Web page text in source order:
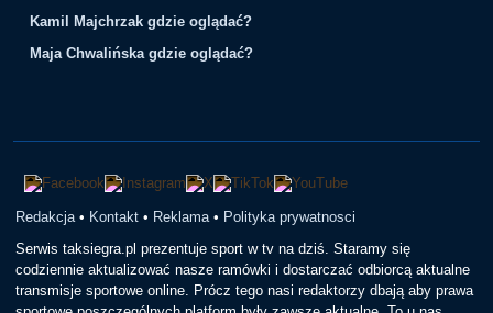
Kamil Majchrzak gdzie oglądać?
Maja Chwalińska gdzie oglądać?
Redakcja • Kontakt • Reklama • Polityka prywatnosci
Serwis taksiegra.pl prezentuje sport w tv na dziś. Staramy się
codziennie aktualizować nasze ramówki i dostarczać odbiorcą aktualne
transmisje sportowe online. Prócz tego nasi redaktorzy dbają aby prawa